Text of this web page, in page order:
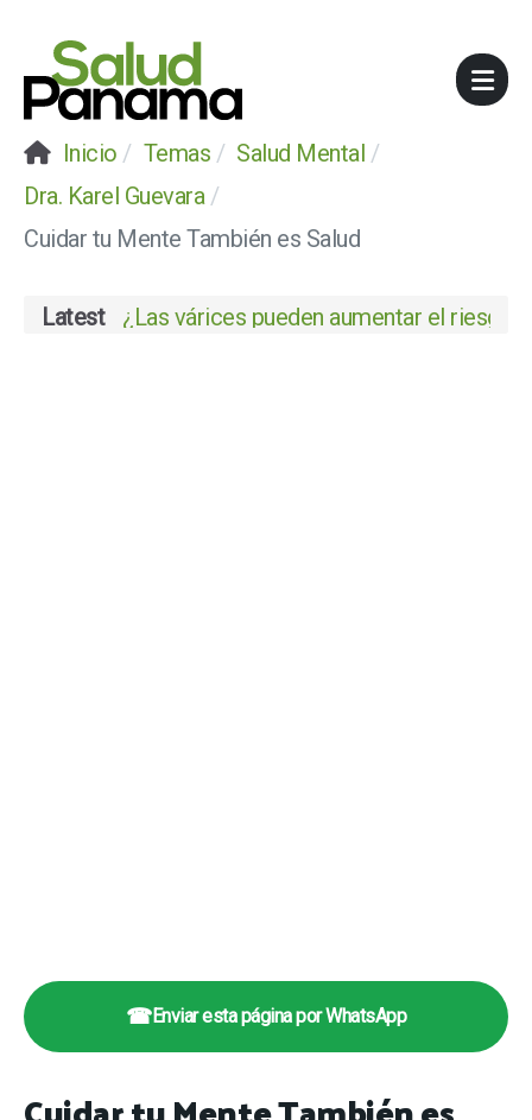
Inicio Temas
Salud Mental
Dra. Karel Guevara
Cuidar tu Mente También es Salud
Latest ¿Las várices pueden aumentar el riesgo
☎Enviar esta página por WhatsApp